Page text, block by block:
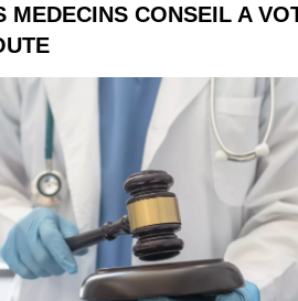
MEDECINS CONSEIL A